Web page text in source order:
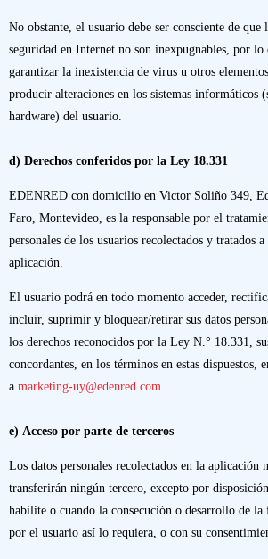
No obstante, el usuario debe ser consciente de que
seguridad en Internet no son inexpugnables, por lo
garantizar la inexistencia de virus u otros
producir alteraciones en los sistemas informáticos
hardware) del usuario.
d) Derechos conferidos por la Ley 18.331
EDENRED con domicilio en Victor Soliño 349,
Faro, Montevideo, es la responsable por el
personales de los usuarios recolectados y tratados
aplicación.
El usuario podrá en todo momento acceder,
incluir, suprimir y bloquear/retirar sus datos
los derechos reconocidos por la Ley N.° 18.331,
concordantes, en los términos en estas dispuestos,
a marketing-uy@edenred.com
e) Acceso por parte de terceros
Los datos personales recolectados en la aplicación
transferirán ningún tercero, excepto por
habilite o cuando la consecución o desarrollo de la
por el usuario así lo requiera, o con su